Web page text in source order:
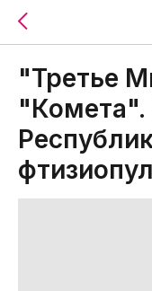
"Третье
"Комета".